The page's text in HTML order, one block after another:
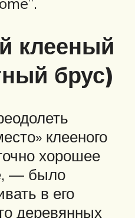
клееный
брус)
клееного
хорошее
— было
в его
деревянных